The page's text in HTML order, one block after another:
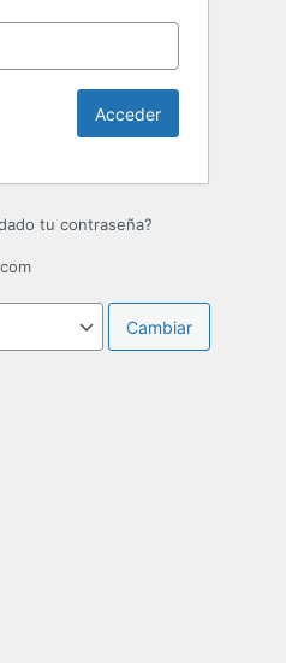
tu contraseña?